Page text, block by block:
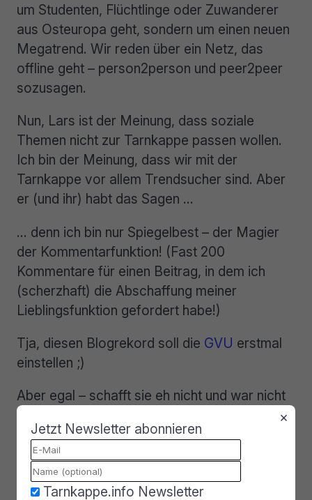
um Studenten, Flüchtlinge oder Zuwanderer
aus Osteuropa geht, sondern um einen neuen
Megatrend. Wir reden über ein Netz, das
offline geht – person2person und peer2peer
sozusagen.
Nun, Lars ist der Meinung, dass soziale
Themen nicht zur Tarnkappe passen wollen.
Ich bin der Meinung, dass wir mit der
Tarnkappe vor allem Trendsucher sind. Aber
er (und ihr) habt das Sagen …
… denn ich bin nur Spiegelbest – der Magier
der Kommentarfunktion! (Fast 200
Kommentare für einen Beitrag, in dem ich
(scherzhaft) die Abschaffung meiner
Lieblingsfunktion gefordert habe!)
Tja, diesen Blogrekord soll die GVU erstmal
einstellen ;)
Aber egal – schafft sie eh nicht und war nicht
das Thema!
Bildquelle:
Jonathan McIntosh, thx! (CC BY-SA 2.0)
×
Jetzt Newsletter abonnieren
Tarnkappe.info Newsletter